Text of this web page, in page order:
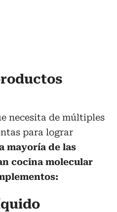
necesita de múltiples
para lograr
mayoría de las
cocina molecular